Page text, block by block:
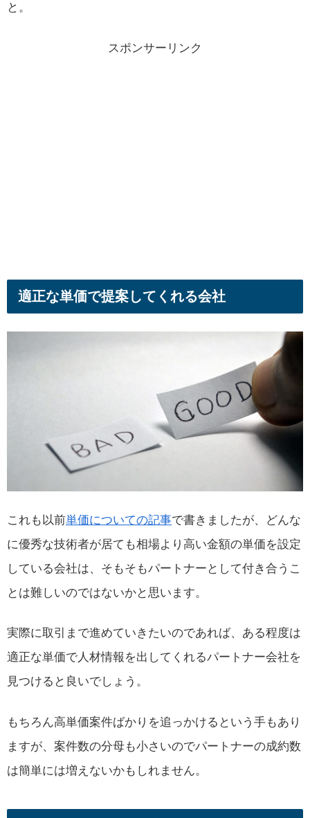
と。
スポンサーリンク
適正な単価で提案してくれる会社
これも以前単価についての記事で書きましたが、どんな
に優秀な技術者が居ても相場より高い金額の単価を設定
している会社は、そもそもパートナーとして付き合うこ
とは難しいのではないかと思います。
実際に取引まで進めていきたいのであれば、ある程度は
適正な単価で人材情報を出してくれるパートナー会社を
見つけると良いでしょう。
もちろん高単価案件ばかりを追っかけるという手もあり
ますが、案件数の分母も小さいのでパートナーの成約数
は簡単には増えないかもしれません。